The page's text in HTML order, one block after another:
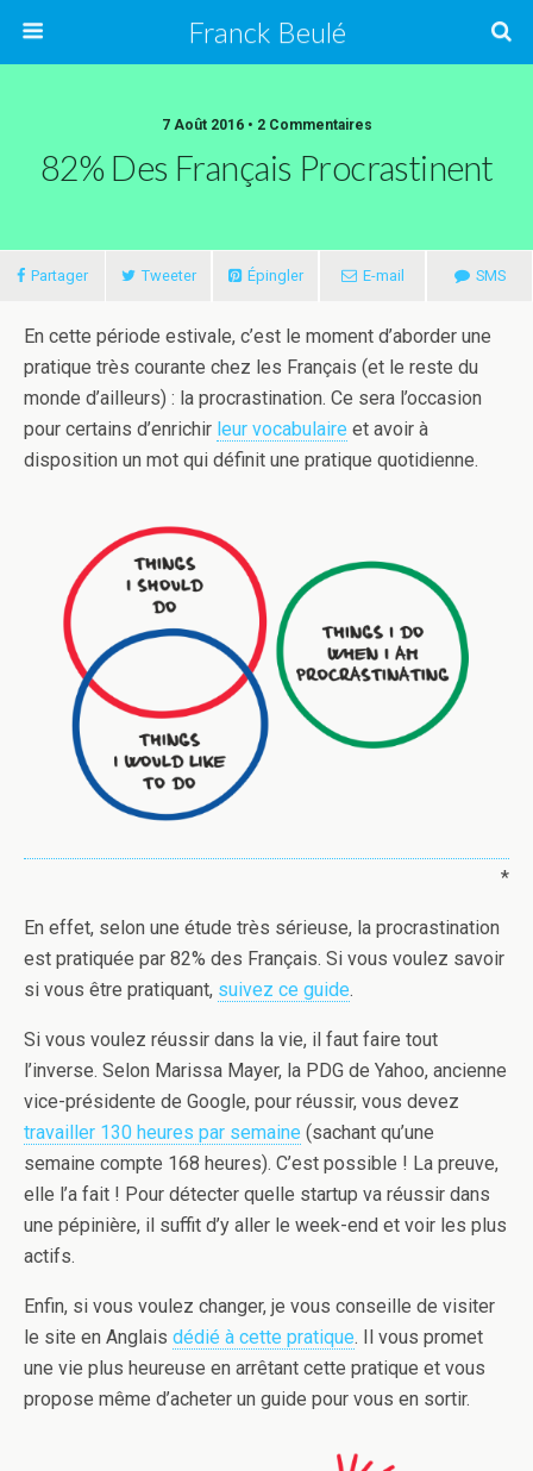
Franck Beulé
7 Août 2016 • 2 Commentaires
82% Des Français Procrastinent
Partager Tweeter Épingler E-mail SMS
En cette période estivale, c’est le moment d’aborder une
pratique très courante chez les Français (et le reste du
monde d’ailleurs) : la procrastination. Ce sera l’occasion
pour certains d’enrichir leur vocabulaire et avoir à
disposition un mot qui définit une pratique quotidienne.
*
En effet, selon une étude très sérieuse, la procrastination
est pratiquée par 82% des Français. Si vous voulez savoir
si vous être pratiquant, suivez ce guide.
Si vous voulez réussir dans la vie, il faut faire tout
l’inverse. Selon Marissa Mayer, la PDG de Yahoo, ancienne
vice-présidente de Google, pour réussir, vous devez
travailler 130 heures par semaine (sachant qu’une
semaine compte 168 heures). C’est possible ! La preuve,
elle l’a fait ! Pour détecter quelle startup va réussir dans
une pépinière, il suffit d’y aller le week-end et voir les plus
actifs.
Enfin, si vous voulez changer, je vous conseille de visiter
le site en Anglais dédié à cette pratique. Il vous promet
une vie plus heureuse en arrêtant cette pratique et vous
propose même d’acheter un guide pour vous en sortir.